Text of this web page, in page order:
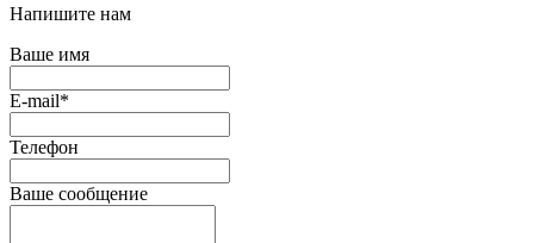
Напишите нам
Ваше имя
E-mail*
Телефон
Ваше сообщение